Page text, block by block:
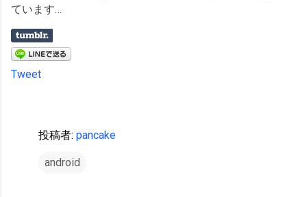
ています…
Tweet
投稿者: pancake
android